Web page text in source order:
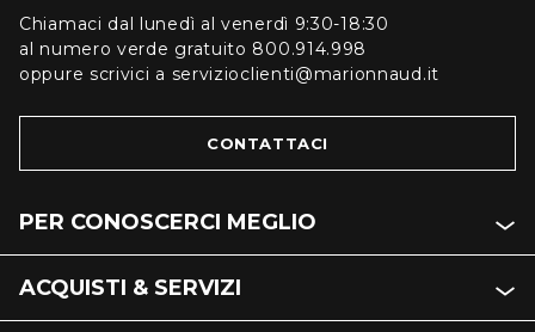
Chiamaci dal lunedì al venerdì 9:30-18:30
al numero verde gratuito 800.914.998
oppure scrivici a servizioclienti@marionnaud.it
CONTATTACI
PER CONOSCERCI MEGLIO
ACQUISTI & SERVIZI